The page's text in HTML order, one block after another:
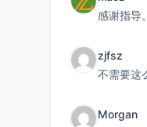
感谢指导。
zjfsz
Morgan